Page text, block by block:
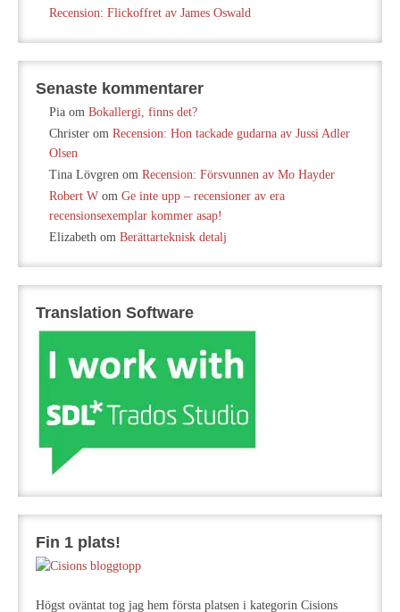
Recension: Flickoffret av James Oswald
Senaste kommentarer
Pia om Bokallergi, finns det?
Christer om Recension: Hon tackade gudarna av Jussi Adler
Olsen
Tina Lövgren om Recension: Försvunnen av Mo Hayder
Robert W om Ge inte upp – recensioner av era
recensionsexemplar kommer asap!
Elizabeth om Berättarteknisk detalj
Translation Software
Fin 1 plats!
Högst oväntat tog jag hem första platsen i kategorin Cisions